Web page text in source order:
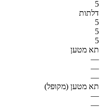
5
דלתות
5
5
5
תא מטען
—
—
—
תא מטען (מקופל)
—
—